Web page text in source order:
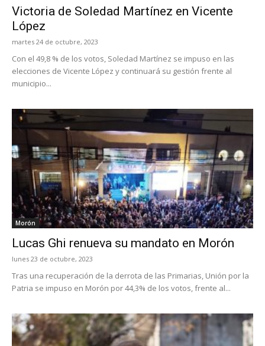
Victoria de Soledad Martínez en Vicente
López
martes 24 de octubre, 2023
Con el 49,8 % de los votos, Soledad Martínez se impuso en las
elecciones de Vicente López y continuará su gestión frente al
municipio...
Morón
Lucas Ghi renueva su mandato en Morón
lunes 23 de octubre, 2023
Tras una recuperación de la derrota de las Primarias, Unión por la
Patria se impuso en Morón por 44,3% de los votos, frente al...